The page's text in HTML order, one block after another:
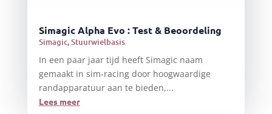
Simagic Alpha Evo : Test & Beoordeling
Simagic,Stuurwielbasis
In een paar jaar tijd heeft Simagic naam
gemaakt in sim-racing door hoogwaardige
randapparatuur aan te bieden,...
Lees meer